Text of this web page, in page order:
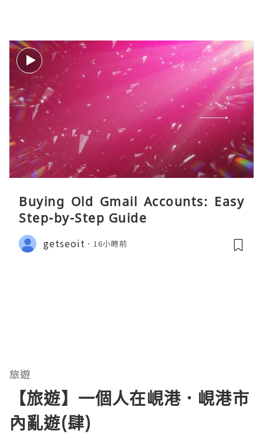
Buying Old Gmail Accounts: Easy
Step-by-Step Guide
getseoit 16小時前
旅遊
【旅遊】一個人在峴港．峴港市
內亂遊(肆)